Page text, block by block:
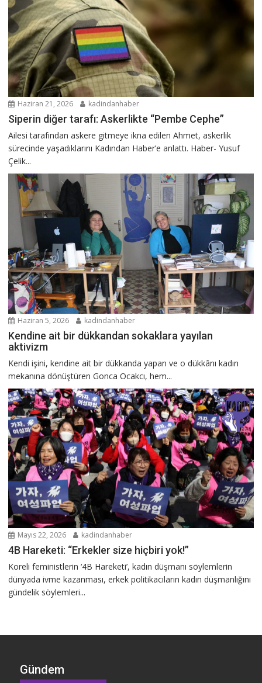
Haziran 21, 2026 kadindanhaber
Siperin diğer tarafı: Askerlikte “Pembe Cephe”
Ailesi tarafından askere gitmeye ikna edilen Ahmet, askerlik
sürecinde yaşadıklarını Kadından Haber’e anlattı. Haber- Yusuf
Çelik...
Haziran 5, 2026 kadindanhaber
Kendine ait bir dükkandan sokaklara yayılan
aktivizm
Kendi işini, kendine ait bir dükkanda yapan ve o dükkânı kadın
mekanına dönüştüren Gonca Ocakcı, hem...
Mayıs 22, 2026 kadindanhaber
4B Hareketi: “Erkekler size hiçbiri yok!”
Koreli feministlerin ‘4B Hareketi’, kadın düşmanı söylemlerin
dünyada ivme kazanması, erkek politikacıların kadın düşmanlığını
gündelik söylemleri...
Gündem